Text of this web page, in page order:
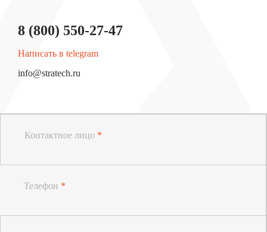
8 (800) 550-27-47
Написать в telegram
info@stratech.ru
Контактное лицо *
Телефон *